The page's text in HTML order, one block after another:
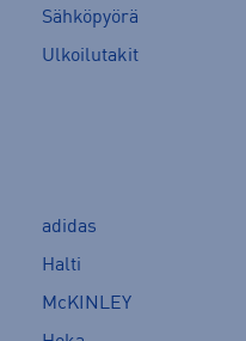
Sähköpyörä
Ulkoilutakit
adidas
Halti
McKINLEY